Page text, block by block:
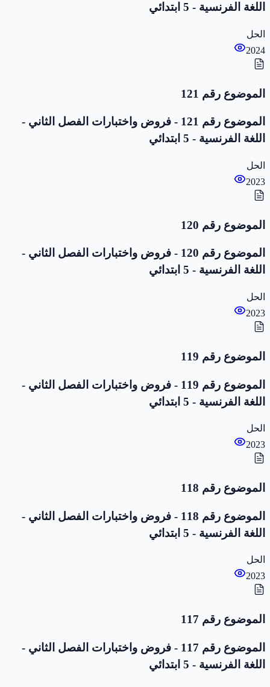
اللغة الفرنسية - 5 ابتدائي
الحل
2024
الموضوع رقم 121
الموضوع رقم 121 - فروض واختبارات الفصل الثاني -
اللغة الفرنسية - 5 ابتدائي
الحل
2023
الموضوع رقم 120
الموضوع رقم 120 - فروض واختبارات الفصل الثاني -
اللغة الفرنسية - 5 ابتدائي
الحل
2023
الموضوع رقم 119
الموضوع رقم 119 - فروض واختبارات الفصل الثاني -
اللغة الفرنسية - 5 ابتدائي
الحل
2023
الموضوع رقم 118
الموضوع رقم 118 - فروض واختبارات الفصل الثاني -
اللغة الفرنسية - 5 ابتدائي
الحل
2023
الموضوع رقم 117
الموضوع رقم 117 - فروض واختبارات الفصل الثاني -
اللغة الفرنسية - 5 ابتدائي